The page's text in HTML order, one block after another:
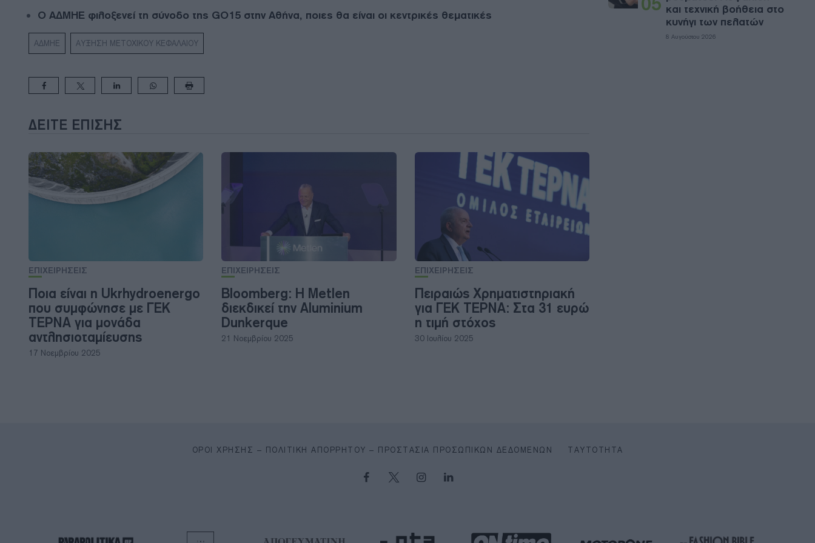
Ο ΑΔΜΗΕ φιλοξενεί τη σύνοδο της GO15 στην Αθήνα, ποιες θα είναι οι κεντρικές θεματικές
ΑΔΜΗΕ ΑΥΞΗΣΗ ΜΕΤΟΧΙΚΟΥ ΚΕΦΑΛΑΙΟΥ
ΔΕΊΤΕ ΕΠΊΣΗΣ
ΕΠΙΧΕΙΡΗΣΕΙΣ
Ποια είναι η Ukrhydroenergo
που συμφώνησε με ΓΕΚ
ΤΕΡΝΑ για μονάδα
αντλησιοταμίευσης
17 Νοεμβρίου 2025
ΕΠΙΧΕΙΡΗΣΕΙΣ
Bloomberg: H Metlen
διεκδικεί την Aluminium
Dunkerque
21 Νοεμβρίου 2025
ΕΠΙΧΕΙΡΗΣΕΙΣ
Πειραιώς Χρηματιστηριακή
για ΓΕΚ ΤΕΡΝΑ: Στα 31 ευρώ
η τιμή στόχος
30 Ιουλίου 2025
και τεχνική βοήθεια στο
κυνήγι των πελατών
8 Αυγούστου 2026
ΌΡΟΙ ΧΡΉΣΗΣ – ΠΟΛΙΤΙΚΉ ΑΠΟΡΡΉΤΟΥ – ΠΡΟΣΤΑΣΊΑ ΠΡΟΣΩΠΙΚΏΝ ΔΕΔΟΜΈΝΩΝ ΤΑΥΤΌΤΗΤΑ